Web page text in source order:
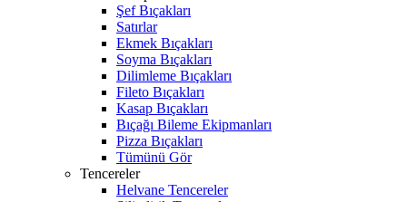
Şef Bıçakları
Satırlar
Ekmek Bıçakları
Soyma Bıçakları
Dilimleme Bıçakları
Fileto Bıçakları
Kasap Bıçakları
Bıçağı Bileme Ekipmanları
Pizza Bıçakları
Tümünü Gör
Tencereler
Helvane Tencereler